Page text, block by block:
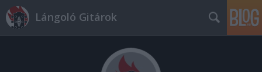
Lángoló Gitárok